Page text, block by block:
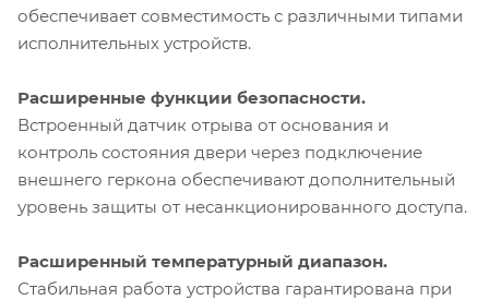
обеспечивает совместимость с различными типами
исполнительных устройств.
Расширенные функции безопасности.
Встроенный датчик отрыва от основания и
контроль состояния двери через подключение
внешнего геркона обеспечивают дополнительный
уровень защиты от несанкционированного доступа.
Расширенный температурный диапазон.
Стабильная работа устройства гарантирована при